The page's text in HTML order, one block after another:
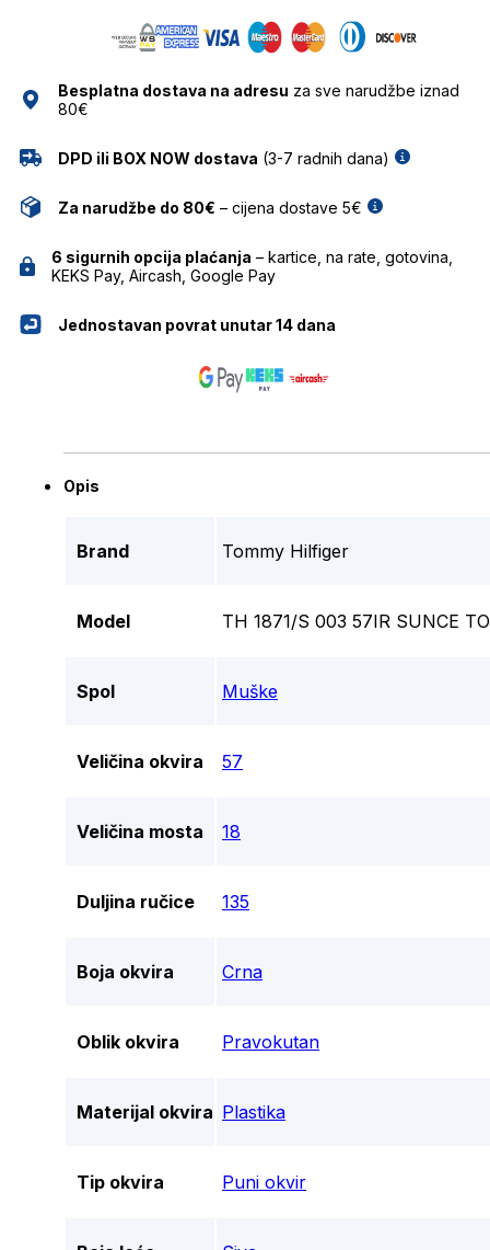
Besplatna dostava na adresu za sve narudžbe iznad
80€
DPD ili BOX NOW dostava (3-7 radnih dana)
Za narudžbe do 80€ – cijena dostave 5€
6 sigurnih opcija plaćanja – kartice, na rate, gotovina,
KEKS Pay, Aircash, Google Pay
Jednostavan povrat unutar 14 dana
Opis
Brand Tommy Hilfiger
Model TH 1871/S 003 57IR SUNCE
Spol Muške
Veličina okvira 57
Veličina mosta 18
Duljina ručice 135
Boja okvira Crna
Oblik okvira Pravokutan
Materijal okvira Plastika
Tip okvira Puni okvir